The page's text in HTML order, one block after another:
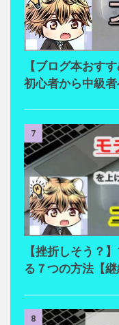
【ブログ本おす
初心者から中級者
7
【挫折しそう？
る７つの方法【継
8